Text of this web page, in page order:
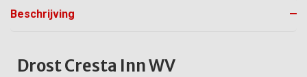
Beschrijving
Drost Cresta Inn WV